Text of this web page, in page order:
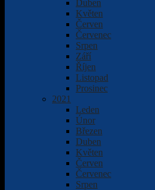
Duben
Květen
Červen
Červenec
Srpen
Září
Říjen
Listopad
Prosinec
2021
Leden
Únor
Březen
Duben
Květen
Červen
Červenec
Srpen